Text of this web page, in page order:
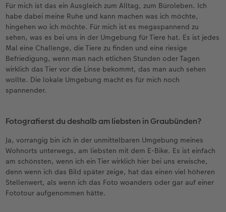
Für mich ist das ein Ausgleich zum Alltag, zum Büroleben. Ich
habe dabei meine Ruhe und kann machen was ich möchte,
hingehen wo ich möchte. Für mich ist es megaspannend zu
sehen, was es bei uns in der Umgebung für Tiere hat. Es ist jedes
Mal eine Challenge, die Tiere zu finden und eine riesige
Befriedigung, wenn man nach etlichen Stunden oder Tagen
wirklich das Tier vor die Linse bekommt, das man auch sehen
wollte. Die lokale Umgebung macht es für mich noch
spannender.
Fotografierst du deshalb am liebsten in Graubünden?
Ja, vorrangig bin ich in der unmittelbaren Umgebung meines
Wohnorts unterwegs, am liebsten mit dem E-Bike. Es ist einfach
am schönsten, wenn ich ein Tier wirklich hier bei uns erwische,
denn wenn ich das Bild später zeige, hat das einen viel höheren
Stellenwert, als wenn ich das Foto woanders oder gar auf einer
Fototour aufgenommen hätte.